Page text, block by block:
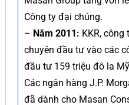
Công ty đại chúng.
– Năm 2011: KKR,
chuyên đầu tư vào các
đầu tư 159 triệu đô la
Các ngân hàng J.P.
đã dành cho Masan